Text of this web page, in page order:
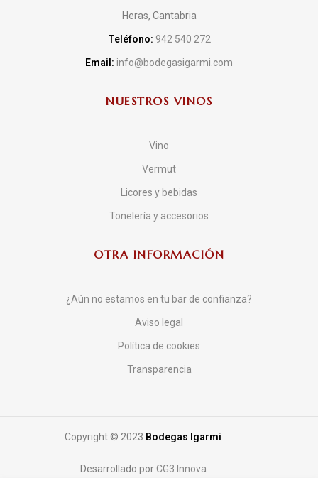
Heras, Cantabria
Teléfono: 942 540 272
Email: info@bodegasigarmi.com
NUESTROS VINOS
Vino
Vermut
Licores y bebidas
Tonelería y accesorios
OTRA INFORMACIÓN
¿Aún no estamos en tu bar de confianza?
Aviso legal
Política de cookies
Transparencia
Copyright © 2023 Bodegas Igarmi
Desarrollado porCG3 Innova